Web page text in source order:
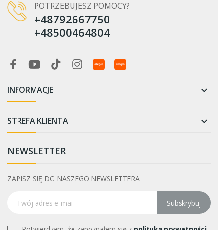
POTRZEBUJESZ POMOCY?
+48792667750
+48500464804
INFORMACJE 
STREFA KLIENTA 
NEWSLETTER
ZAPISZ SIĘ DO NASZEGO NEWSLETTERA
Subskrybuj